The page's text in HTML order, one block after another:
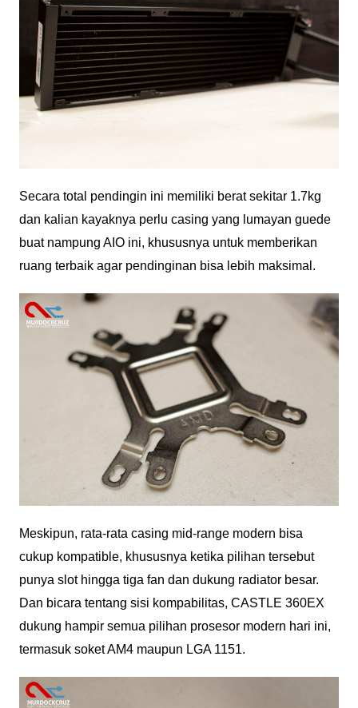
Secara total pendingin ini memiliki berat sekitar 1.7kg
dan kalian kayaknya perlu casing yang lumayan guede
buat nampung AIO ini, khususnya untuk memberikan
ruang terbaik agar pendinginan bisa lebih maksimal.
Meskipun, rata-rata casing mid-range modern bisa
cukup kompatible, khususnya ketika pilihan tersebut
punya slot hingga tiga fan dan dukung radiator besar.
Dan bicara tentang sisi kompabilitas, CASTLE 360EX
dukung hampir semua pilihan prosesor modern hari ini,
termasuk soket AM4 maupun LGA 1151.